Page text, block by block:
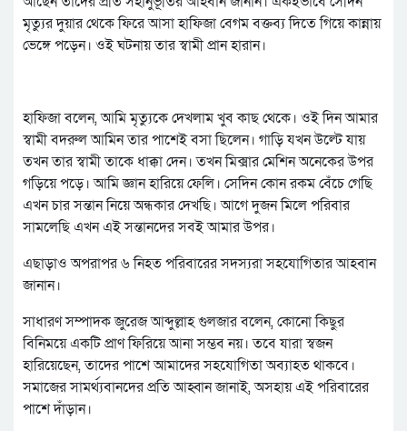
মৃত্যুর দুয়ার থেকে ফিরে আসা হাফিজা বেগম বক্তব্য দিতে গিয়ে কান্নায়
ভেঙ্গে পড়েন। ওই ঘটনায় তার স্বামী প্রান হারান।
হাফিজা বলেন, আমি মৃত্যুকে দেখলাম খুব কাছ থেকে। ওই দিন আমার
স্বামী বদরুল আমিন তার পাশেই বসা ছিলেন। গাড়ি যখন উল্টে যায়
তখন তার স্বামী তাকে ধাক্কা দেন। তখন মিক্সার মেশিন অনেকের উপর
গড়িয়ে পড়ে। আমি জ্ঞান হারিয়ে ফেলি। সেদিন কোন রকম বেঁচে গেছি
এখন চার সন্তান নিয়ে অন্ধকার দেখছি। আগে দুজন মিলে পরিবার
সামলেছি এখন এই সন্তানদের সবই আমার উপর।
এছাড়াও অপরাপর ৬ নিহত পরিবারের সদস্যরা সহযোগিতার আহবান
জানান।
সাধারণ সম্পাদক জুরেজ আব্দুল্লাহ গুলজার বলেন, কোনো কিছুর
বিনিময়ে একটি প্রাণ ফিরিয়ে আনা সম্ভব নয়। তবে যারা স্বজন
হারিয়েছেন, তাদের পাশে আমাদের সহযোগিতা অব্যাহত থাকবে।
সমাজের সামর্থ্যবানদের প্রতি আহ্বান জানাই, অসহায় এই পরিবারের
পাশে দাঁড়ান।